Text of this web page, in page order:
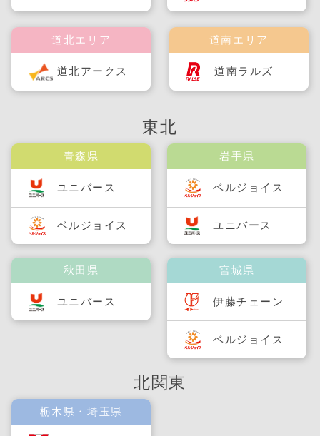
道南エリア
道南ラルズ
道北エリア
道北アークス
東北
青森県
ユニバース
ベルジョイス
秋田県
ユニバース
岩手県
ベルジョイス
ユニバース
宮城県
伊藤チェーン
ベルジョイス
北関東
栃木県・埼玉県